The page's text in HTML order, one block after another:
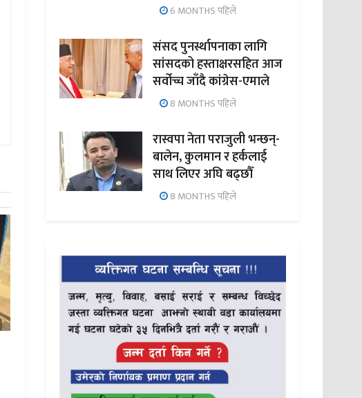
6 MONTHS पहिले
संसद पुनर्स्थापनाका लागि
सांसदको हस्ताक्षरसहित आज
सर्वोच्च जाँदै कांग्रेस-एमाले
8 MONTHS पहिले
रास्वपा नेता पराजुली भन्छन्-
बालेन, कुलमान र हर्कलाई
साथ लिएर अघि बढ्छौँ
8 MONTHS पहिले